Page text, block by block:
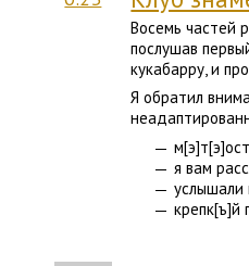
Восемь частей
послушав
кукабарру, и
Я обратил
я вам
услышали
крепк[ъ]й